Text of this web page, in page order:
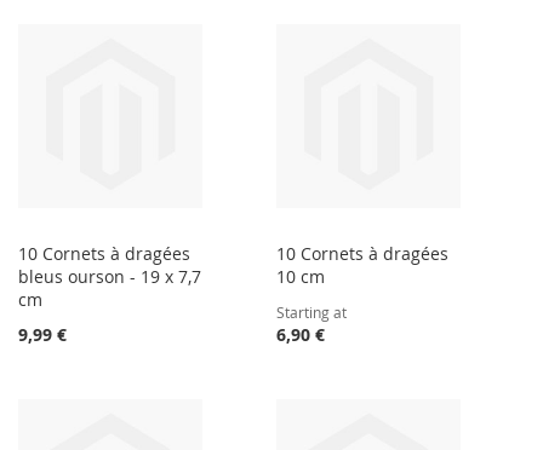
10 Cornets à dragées
bleus ourson - 19 x 7,7
cm
9,99 €
10 Cornets à dragées
10 cm
Starting at
6,90 €